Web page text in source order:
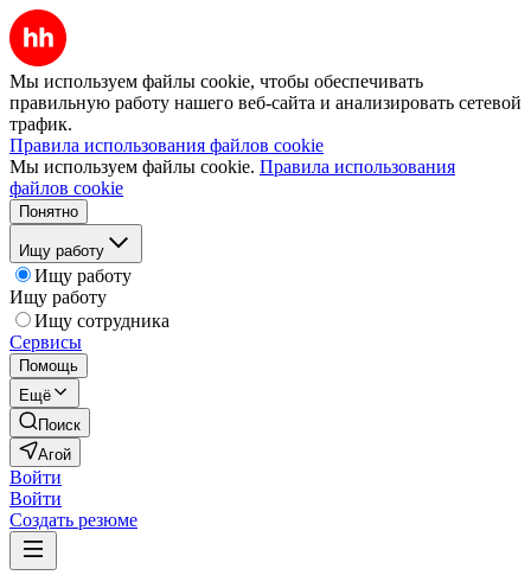
Мы используем файлы cookie, чтобы обеспечивать
правильную работу нашего веб-сайта и анализировать сетевой
трафик.
Правила использования файлов cookie
Мы используем файлы cookie. Правила использования
файлов cookie
Понятно
Ищу работу
Ищу работу
Ищу работу
Ищу сотрудника
Сервисы
Помощь
Ещё
Поиск
Агой
Войти
Войти
Создать резюме